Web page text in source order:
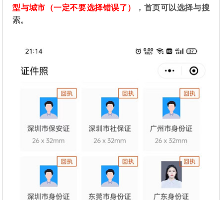
型与城市（一定不要选择错误了）
，首页可以选择与搜
索。